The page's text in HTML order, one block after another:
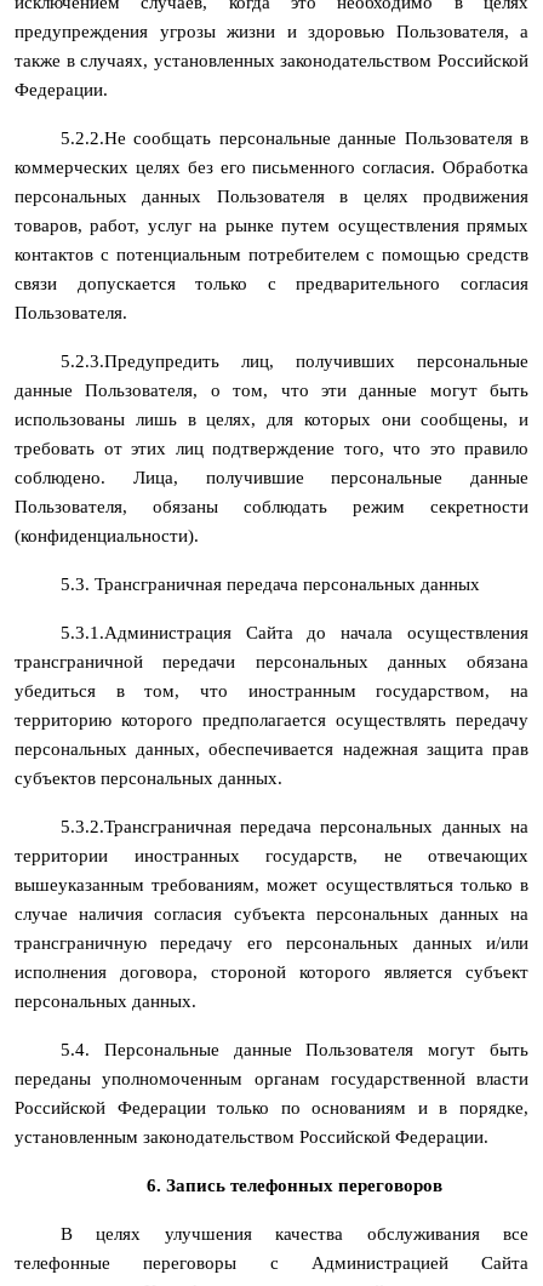
предупреждения угрозы жизни и здоровью Пользователя, а
также в случаях, установленных законодательством Российской
Федерации.
5.2.2.Не сообщать персональные данные Пользователя в
коммерческих целях без его письменного согласия. Обработка
персональных данных Пользователя в целях продвижения
товаров, работ, услуг на рынке путем осуществления прямых
контактов с потенциальным потребителем с помощью средств
связи допускается только с предварительного согласия
Пользователя.
5.2.3.Предупредить лиц, получивших персональные
данные Пользователя, о том, что эти данные могут быть
использованы лишь в целях, для которых они сообщены, и
требовать от этих лиц подтверждение того, что это правило
соблюдено. Лица, получившие персональные данные
Пользователя, обязаны соблюдать режим секретности
(конфиденциальности).
5.3. Трансграничная передача персональных данных
5.3.1.Администрация Сайта до начала осуществления
трансграничной передачи персональных данных обязана
убедиться в том, что иностранным государством, на
территорию которого предполагается осуществлять передачу
персональных данных, обеспечивается надежная защита прав
субъектов персональных данных.
5.3.2.Трансграничная передача персональных данных на
территории иностранных государств, не отвечающих
вышеуказанным требованиям, может осуществляться только в
случае наличия согласия субъекта персональных данных на
трансграничную передачу его персональных данных и/или
исполнения договора, стороной которого является субъект
персональных данных.
5.4. Персональные данные Пользователя могут быть
переданы уполномоченным органам государственной власти
Российской Федерации только по основаниям и в порядке,
установленным законодательством Российской Федерации.
6. Запись телефонных переговоров
В целях улучшения качества обслуживания все
телефонные переговоры с Администрацией Сайта